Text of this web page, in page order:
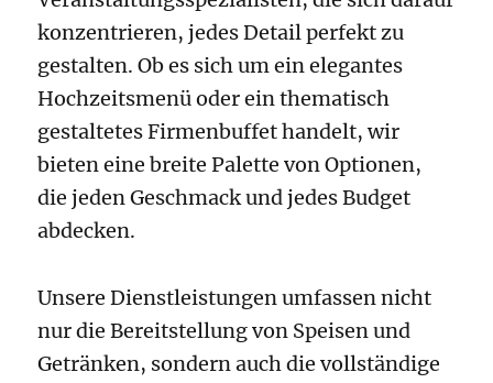
konzentrieren, jedes Detail perfekt zu
gestalten. Ob es sich um ein elegantes
Hochzeitsmenü oder ein thematisch
gestaltetes Firmenbuffet handelt, wir
bieten eine breite Palette von Optionen,
die jeden Geschmack und jedes Budget
abdecken.
Unsere Dienstleistungen umfassen nicht
nur die Bereitstellung von Speisen und
Getränken, sondern auch die vollständige